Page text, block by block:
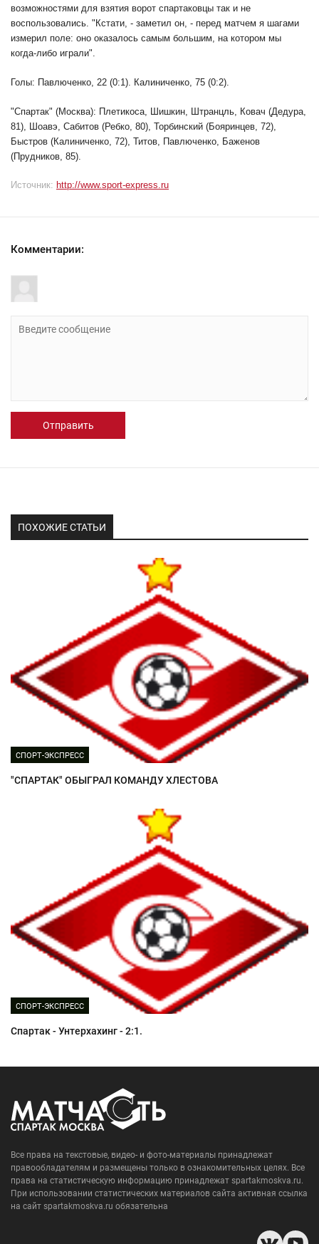
возможностями для взятия ворот спартаковцы так и не
воспользовались. "Кстати, - заметил он, - перед матчем я шагами
измерил поле: оно оказалось самым большим, на котором мы
когда-либо играли".
Голы: Павлюченко, 22 (0:1). Калиниченко, 75 (0:2).
"Спартак" (Москва): Плетикоса, Шишкин, Штранцль, Ковач (Дедура,
81), Шоавэ, Сабитов (Ребко, 80), Торбинский (Бояринцев, 72),
Быстров (Калиниченко, 72), Титов, Павлюченко, Баженов
(Прудников, 85).
Источник: http://www.sport-express.ru
Комментарии:
Отправить
ПОХОЖИЕ СТАТЬИ
СПОРТ-ЭКСПРЕСС
"СПАРТАК" ОБЫГРАЛ КОМАНДУ ХЛЕСТОВА
СПОРТ-ЭКСПРЕСС
Спартак - Унтерхахинг - 2:1.
Все права на текстовые, видео- и фото-материалы принадлежат
правообладателям и размещены только в ознакомительных целях. Все
права на статистическую информацию принадлежат spartakmoskva.ru.
При использовании статистических материалов сайта активная ссылка
на сайт spartakmoskva.ru обязательна